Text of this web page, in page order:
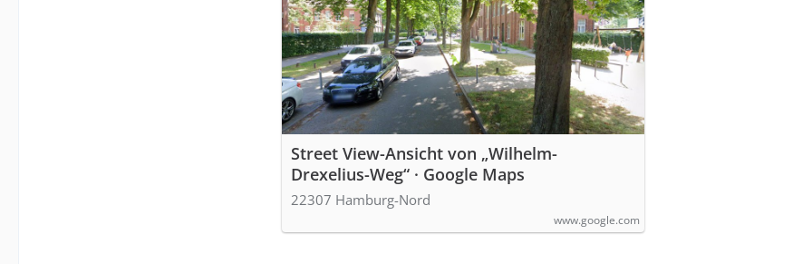
Street View-Ansicht von „Wilhelm-
Drexelius-Weg“ · Google Maps
22307 Hamburg-Nord
www.google.com